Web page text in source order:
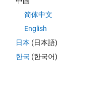
Bearbeitet:
Akzeptiert:
简体中文
English
日本 (日本語)
한국 (한국어)